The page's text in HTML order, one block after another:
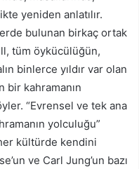
yeniden anlatılır.
bulunan birkaç ortak
tüm öykücülüğün,
binlerce yıldır var olan
bir kahramanın
“Evrensel ve tek ana
yolculuğu”
kültürde kendini
ve Carl Jung’un bazı